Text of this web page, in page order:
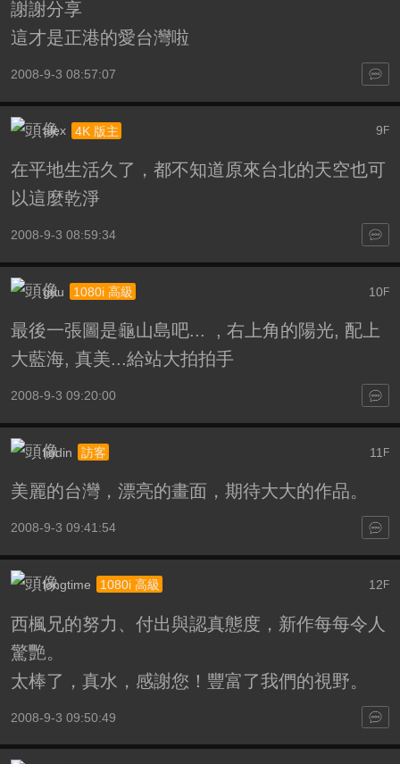
謝謝分享
這才是正港的愛台灣啦
2008-9-3 08:57:07
9 F
alex 4K 版主
在平地生活久了，都不知道原來台北的天空也可
以這麼乾淨
2008-9-3 08:59:34
10F
guu 1080i 高級
最後一張圖是龜山島吧... , 右上角的陽光, 配上
大藍海, 真美...給站大拍拍手
2008-9-3 09:20:00
11 F
liudin 訪客
美麗的台灣，漂亮的畫面，期待大大的作品。
2008-9-3 09:41:54
12F
longtime 1080i 高級
西楓兄的努力、付出與認真態度，新作每每令人
驚艷。
太棒了，真水，感謝您！豐富了我們的視野。
2008-9-3 09:50:49